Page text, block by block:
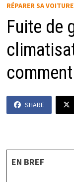
RÉPARER SA VOITURE
Fuite de
SHARE
EN BREF